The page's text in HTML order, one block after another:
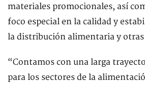
materiales promocionales, así
foco especial en la calidad y
la distribución alimentaria y
“Contamos con una larga
para los sectores de la